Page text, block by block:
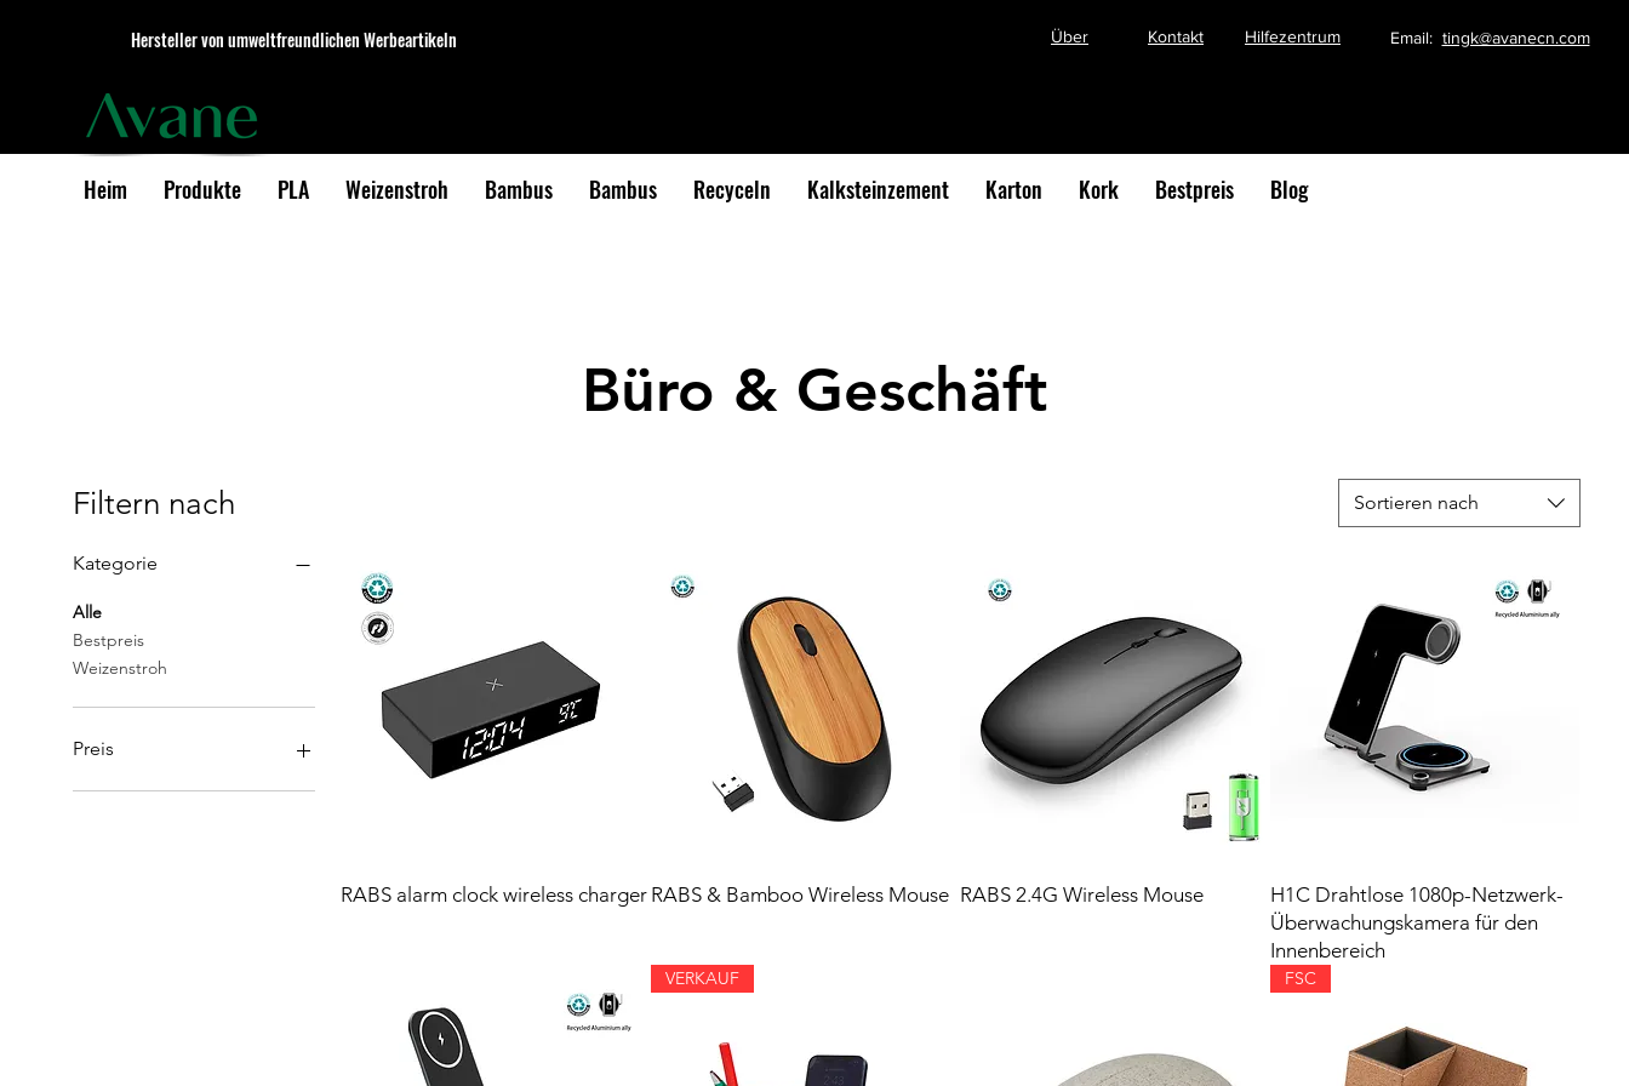
Hersteller von umweltfreundlichen Werbeartikeln Über Kontakt Hilfezentrum Email: tingk@avanecn.com
Heim Produkte PLA Weizenstroh Bambus Bambus Recyceln Kalksteinzement Karton Kork Bestpreis Blog
Büro & Geschäft
Filtern nach
Kategorie
Alle
Bestpreis
Weizenstroh
Preis
Sortieren nach
RABS alarm clock wireless charger RABS & Bamboo Wireless Mouse RABS 2.4G Wireless Mouse
H1C Drahtlose 1080p-Netzwerk-
Überwachungskamera für den
Innenbereich
VERKAUF FSC